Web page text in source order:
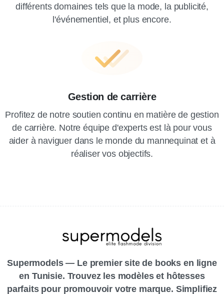
différents domaines tels que la mode, la publicité,
l'événementiel, et plus encore.
Gestion de carrière
Profitez de notre soutien continu en matière de gestion
de carrière. Notre équipe d'experts est là pour vous
aider à naviguer dans le monde du mannequinat et à
réaliser vos objectifs.
Supermodels — Le premier site de books en ligne
en Tunisie. Trouvez les modèles et hôtesses
parfaits pour promouvoir votre marque. Simplifiez